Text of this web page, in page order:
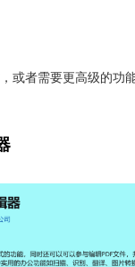
或者需要更高级的功